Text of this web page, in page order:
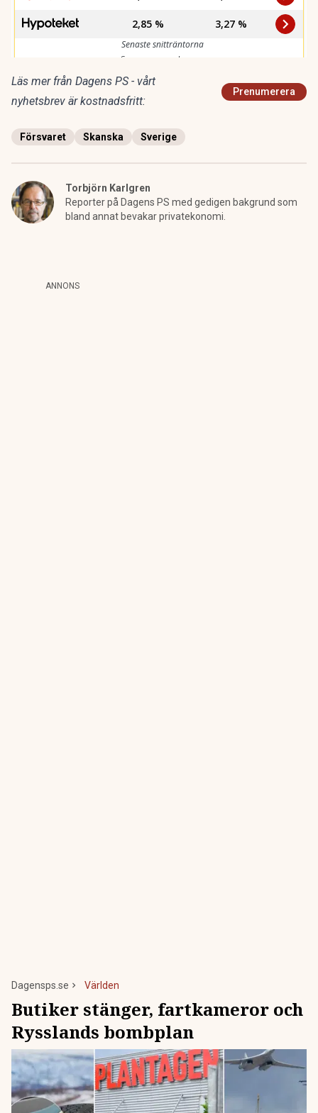
Läs mer från Dagens PS - vårt
nyhetsbrev är kostnadsfritt:
Prenumerera
Försvaret Skanska Sverige
Torbjörn Karlgren
Reporter på Dagens PS med gedigen bakgrund som
bland annat bevakar privatekonomi.
ANNONS
Dagensps.se Världen
Butiker stänger, fartkameror och
Rysslands bombplan